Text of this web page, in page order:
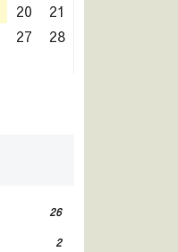
20
21
27
28
26
2